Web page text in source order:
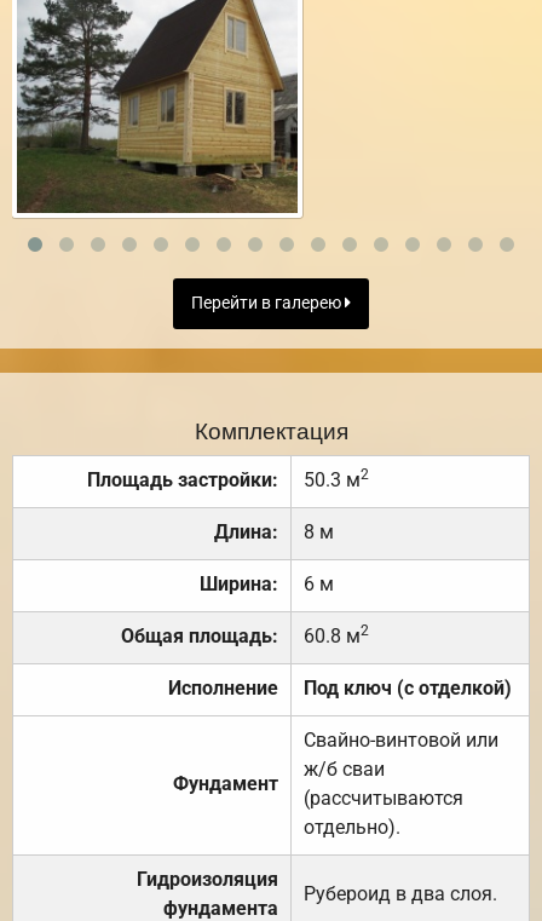
Перейти в галерею
Комплектация
Площадь застройки: 50.3 м2
Длина: 8 м
Ширина: 6 м
Общая площадь: 60.8 м2
Исполнение Под ключ (с отделкой)
Фундамент
Свайно-винтовой или
ж/б сваи
(рассчитываются
отдельно).
Гидроизоляция
фундамента
Рубероид в два слоя.